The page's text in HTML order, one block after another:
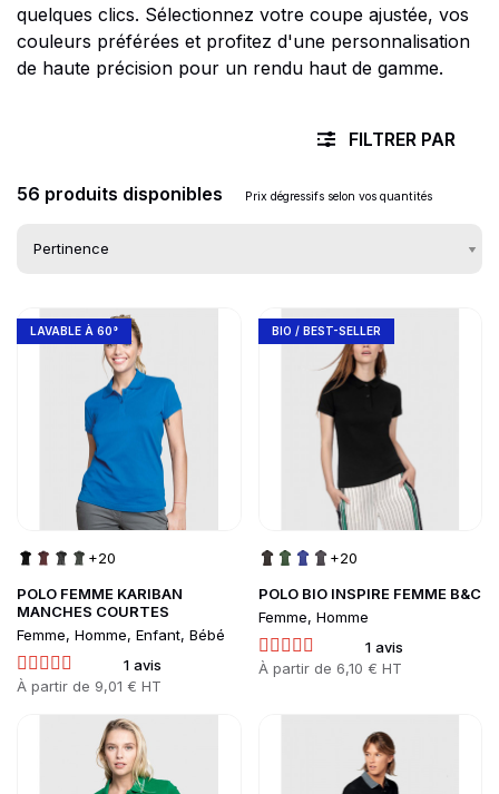
quelques clics. Sélectionnez votre coupe ajustée, vos
couleurs préférées et profitez d'une personnalisation
de haute précision pour un rendu haut de gamme.
56 produits disponibles Prix dégressifs selon vos quantités
Liste des produits
POLO FEMME KARIBAN
MANCHES COURTES
Femme, Homme, Enfant, Bébé
1 avis
Prix
À partir de 9,01 € HT
LAVABLE À 60°
+20
Go to product page
POLO BIO INSPIRE FEMME B&C
Femme, Homme
1 avis
Prix
À partir de 6,10 € HT
BIO / BEST-SELLER
+20
Go to product page
Go to product page Go to product page
FILTRER PAR